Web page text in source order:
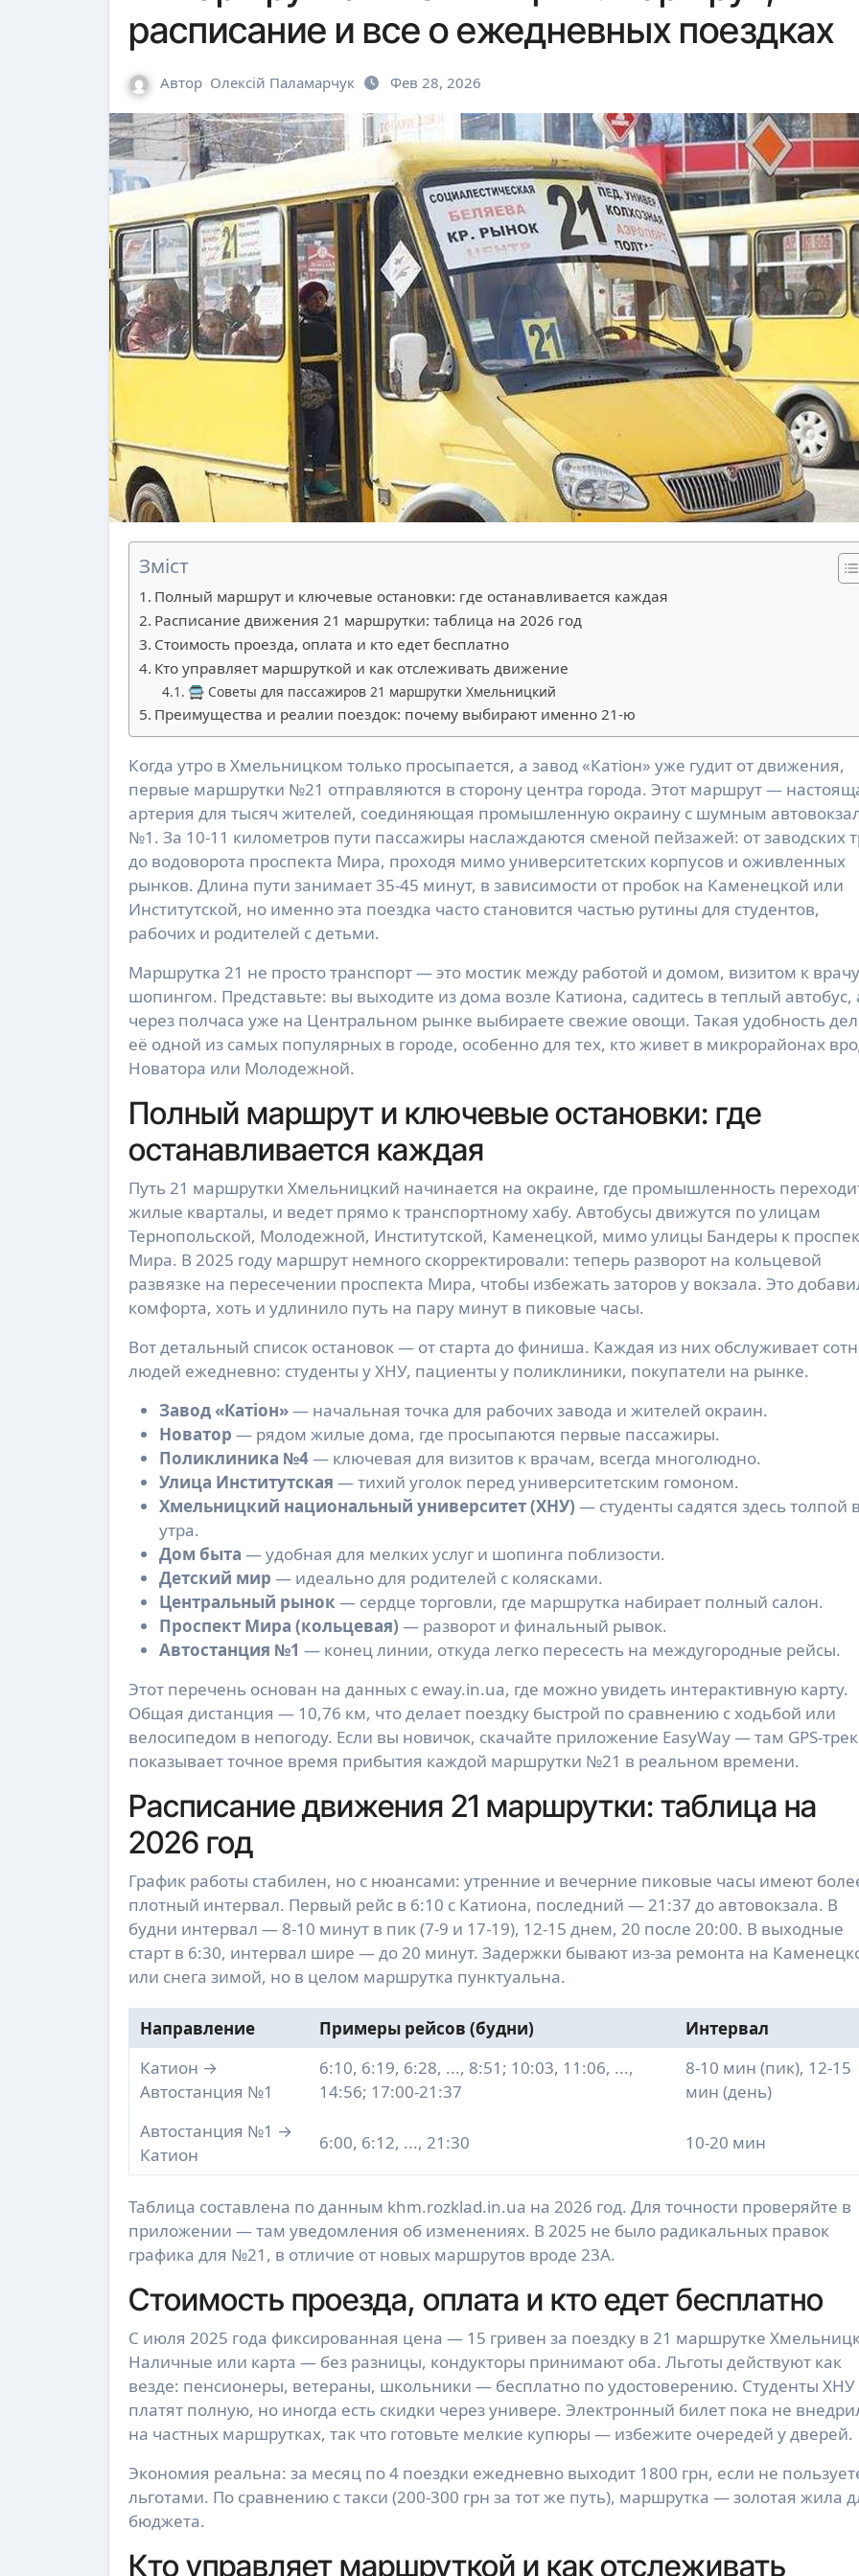
расписание и все о ежедневных поездках
Автор Олексій Паламарчук Фев 28, 2026
Зміст
Полный маршрут и ключевые остановки: где останавливается каждая
Расписание движения 21 маршрутки: таблица на 2026 год
Стоимость проезда, оплата и кто едет бесплатно
Кто управляет маршруткой и как отслеживать движение
🚍 Советы для пассажиров 21 маршрутки Хмельницкий
Преимущества и реалии поездок: почему выбирают именно 21-ю
Когда утро в Хмельницком только просыпается, а завод «Катіон» уже гудит от движения,
первые маршрутки №21 отправляются в сторону центра города. Этот маршрут —
артерия для тысяч жителей, соединяющая промышленную окраину с шумным
№1. За 10-11 километров пути пассажиры наслаждаются сменой пейзажей: от заводских
до водоворота проспекта Мира, проходя мимо университетских корпусов и оживленных
рынков. Длина пути занимает 35-45 минут, в зависимости от пробок на Каменецкой или
Институтской, но именно эта поездка часто становится частью рутины для студентов,
рабочих и родителей с детьми.
Маршрутка 21 не просто транспорт — это мостик между работой и домом, визитом к
шопингом. Представьте: вы выходите из дома возле Катиона, садитесь в теплый автобус,
через полчаса уже на Центральном рынке выбираете свежие овощи. Такая удобность
её одной из самых популярных в городе, особенно для тех, кто живет в микрорайонах
Новатора или Молодежной.
Полный маршрут и ключевые остановки: где
останавливается каждая
Путь 21 маршрутки Хмельницкий начинается на окраине, где промышленность
жилые кварталы, и ведет прямо к транспортному хабу. Автобусы движутся по улицам
Тернопольской, Молодежной, Институтской, Каменецкой, мимо улицы Бандеры к
Мира. В 2025 году маршрут немного скорректировали: теперь разворот на кольцевой
развязке на пересечении проспекта Мира, чтобы избежать заторов у вокзала. Это
комфорта, хоть и удлинило путь на пару минут в пиковые часы.
Вот детальный список остановок — от старта до финиша. Каждая из них обслуживает
людей ежедневно: студенты у ХНУ, пациенты у поликлиники, покупатели на рынке.
Завод «Катіон»— начальная точка для рабочих завода и жителей окраин.
Новатор — рядом жилые дома, где просыпаются первые пассажиры.
Поликлиника №4— ключевая для визитов к врачам, всегда многолюдно.
Улица Институтская — тихий уголок перед университетским гомоном.
Хмельницкий национальный университет (ХНУ) — студенты садятся здесь толпой
утра.
Дом быта — удобная для мелких услуг и шопинга поблизости.
Детский мир — идеально для родителей с колясками.
Центральный рынок— сердце торговли, где маршрутка набирает полный салон.
Проспект Мира (кольцевая) — разворот и финальный рывок.
Автостанция №1 — конец линии, откуда легко пересесть на междугородные рейсы.
Этот перечень основан на данных с eway.in.ua, где можно увидеть интерактивную карту.
Общая дистанция — 10,76 км, что делает поездку быстрой по сравнению с ходьбой или
велосипедом в непогоду. Если вы новичок, скачайте приложение EasyWay — там GPS-
показывает точное время прибытия каждой маршрутки №21 в реальном времени.
Расписание движения 21 маршрутки: таблица на
2026 год
График работы стабилен, но с нюансами: утренние и вечерние пиковые часы имеют
плотный интервал. Первый рейс в 6:10 с Катиона, последний — 21:37 до автовокзала. В
будни интервал — 8-10 минут в пик (7-9 и 17-19), 12-15 днем, 20 после 20:00. В выходные
старт в 6:30, интервал шире — до 20 минут. Задержки бывают из-за ремонта на
или снега зимой, но в целом маршрутка пунктуальна.
Направление Примеры рейсов (будни)
Интервал
Катион →
Автостанция №1
6:10, 6:19, 6:28, ..., 8:51; 10:03, 11:06, ...,
14:56; 17:00-21:37
8-10 мин (пик), 12-15
мин (день)
Автостанция №1 →
Катион
6:00, 6:12, ..., 21:30 10-20 мин
Таблица составлена по данным khm.rozklad.in.ua на 2026 год. Для точности проверяйте в
приложении — там уведомления об изменениях. В 2025 не было радикальных правок
графика для №21, в отличие от новых маршрутов вроде 23А.
Стоимость проезда, оплата и кто едет бесплатно
С июля 2025 года фиксированная цена — 15 гривен за поездку в 21 маршрутке
Наличные или карта — без разницы, кондукторы принимают оба. Льготы действуют как
везде: пенсионеры, ветераны, школьники — бесплатно по удостоверению. Студенты ХНУ
платят полную, но иногда есть скидки через универе. Электронный билет пока не
на частных маршрутках, так что готовьте мелкие купюры — избежите очередей у дверей.
Экономия реальна: за месяц по 4 поездки ежедневно выходит 1800 грн, если не
льготами. По сравнению с такси (200-300 грн за тот же путь), маршрутка — золотая жила
бюджета.
Кто управляет маршруткой и как отслеживать